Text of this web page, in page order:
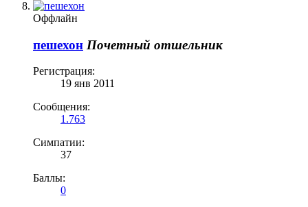
Оффлайн
пешехон Почетный отшельник
Регистрация:
19 янв 2011
Сообщения:
1.763
Симпатии:
37
Баллы:
0